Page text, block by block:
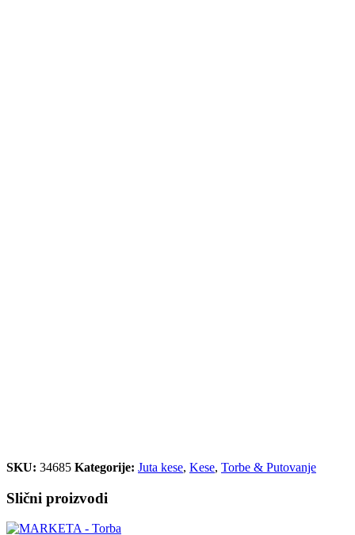
SKU: 34685 Kategorije: Juta kese, Kese, Torbe & Putovanje
Slični proizvodi